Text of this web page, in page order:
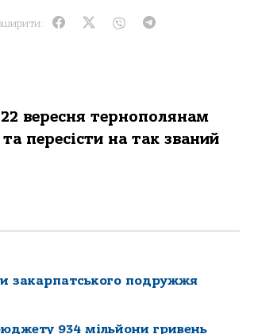
вересня тернополянам
пересісти на так званий
закарпатського подружжя
934 мільйони гривень